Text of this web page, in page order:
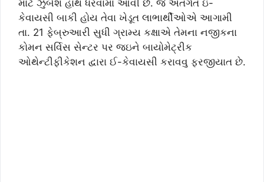
માટે ઝુંબેશ હાથ ધરવામા આવી છે. જે અંતર્ગત ઇ-
કેવાયસી બાકી હોય તેવા ખેડૂત લાભાર્થીઓએ આગામી
તા. 21 ફેબ્રુઆરી સુધી ગ્રામ્ય કક્ષાએ તેમના નજીકના
કોમન સર્વિસ સેન્ટર પર જઇને બાયોમેટ્રીક
ઓથેન્ટીફીકેશન દ્વારા ઈ-કેવાયસી કરાવવુ ફરજીયાત છે.